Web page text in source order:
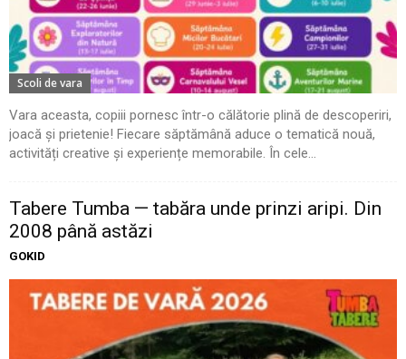
Scoli de vara
Vara aceasta, copiii pornesc într-o călătorie plină de descoperiri,
joacă și prietenie! Fiecare săptămână aduce o tematică nouă,
activități creative și experiențe memorabile. În cele...
Tabere Tumba — tabăra unde prinzi aripi. Din
2008 până astăzi
GOKID